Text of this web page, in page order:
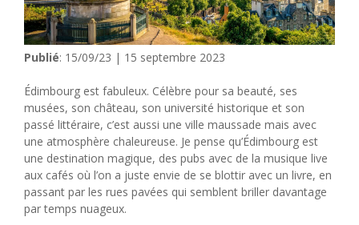
Publié: 15/09/23 | 15 septembre 2023
Édimbourg est fabuleux. Célèbre pour sa beauté, ses
musées, son château, son université historique et son
passé littéraire, c’est aussi une ville maussade mais avec
une atmosphère chaleureuse. Je pense qu’Édimbourg est
une destination magique, des pubs avec de la musique live
aux cafés où l’on a juste envie de se blottir avec un livre, en
passant par les rues pavées qui semblent briller davantage
par temps nuageux.